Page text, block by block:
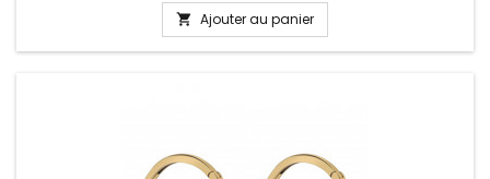
 Ajouter au panier